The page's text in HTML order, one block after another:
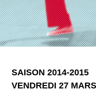
SAISON 2014-2015
VENDREDI 27 MARS